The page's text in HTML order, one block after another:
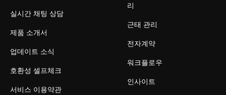
실시간 채팅 상담
제품 소개서
업데이트 소식
호환성 셀프체크
서비스 이용약관
리
근태 관리
전자계약
워크플로우
인사이트